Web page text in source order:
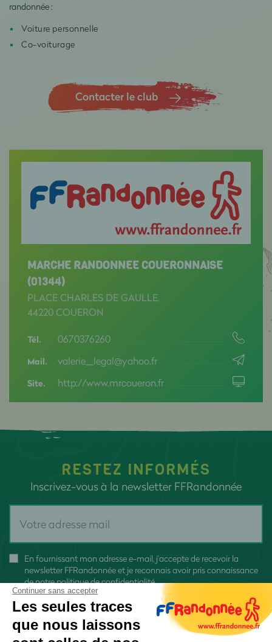
randonnée :
Voiture personnelle
Co-voiturage
Contacter le club
MARCHE RANDONNEE COUERONNAISE
(01344)
PLACE CHARLES DE GAULLE,
44220 COUERON
Tél. 0670376260
Mail. valerie_legal@yahoo.fr
Site. http://www.mrcoueron.fr
RESTEZ INFORMÉS
Inscrivez-vous à la newsletter FFRandonnée
En fournissant mon adresse e-mail, j'accepte de recevoir la
newsletter FFRandonnée et je reconnais avoir pris connaissance
denotre politique de confidentialité
Continuer sans accepter
Les seules traces
que nous laissons